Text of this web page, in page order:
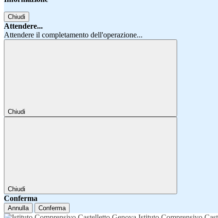
Chiudi
Attendere...
Attendere il completamento dell'operazione...
Chiudi
Chiudi
Conferma
Annulla Conferma